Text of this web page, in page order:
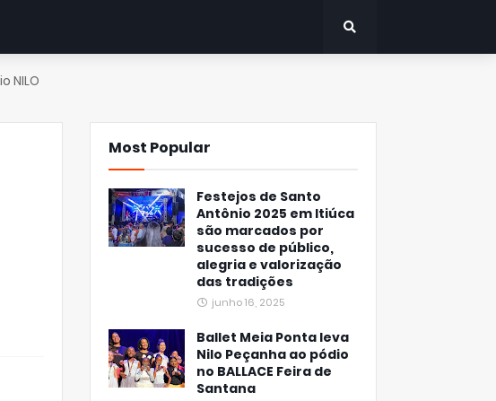
Most Popular
Festejos de Santo
Antônio 2025 em Itiúca
são marcados por
sucesso de público,
alegria e valorização
das tradições
junho 16, 2025
Ballet Meia Ponta leva
Nilo Peçanha ao pódio
no BALLACE Feira de
Santana